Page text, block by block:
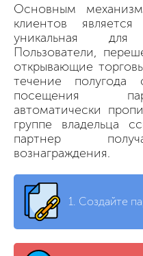
Основным
клиентов
уникальная
Пользователи,
открывающие
течение полугода
посещения
автоматически
группе владельца
партнер
вознаграждения.
1. Создайте